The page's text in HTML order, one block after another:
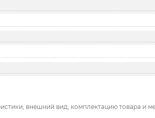
внешний вид, комплектацию товара и